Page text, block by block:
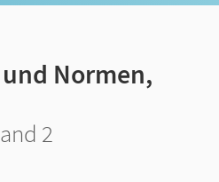
Normen,
2